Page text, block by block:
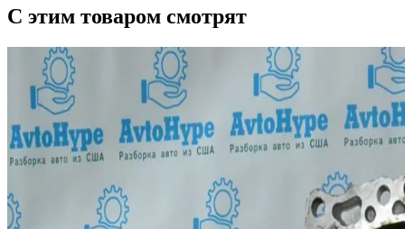
С этим товаром смотрят